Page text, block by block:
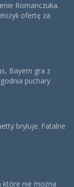
Romanczuka.
ofertę za
Bayern gra z
puchary
bryluje. Fatalne
które nie można